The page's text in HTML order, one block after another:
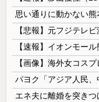
【速報】イオンモー